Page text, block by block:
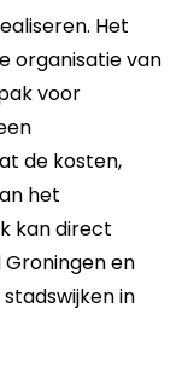
Het
organisatie van
voor
de kosten,
het
kan direct
en
in